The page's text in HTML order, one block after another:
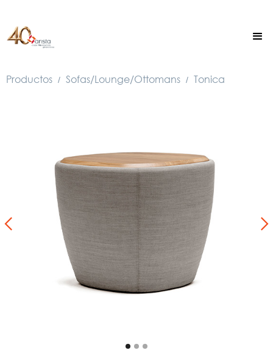
Productos / Sofas/Lounge/Ottomans / Tonica